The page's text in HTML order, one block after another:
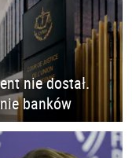
nie dostał.
banków